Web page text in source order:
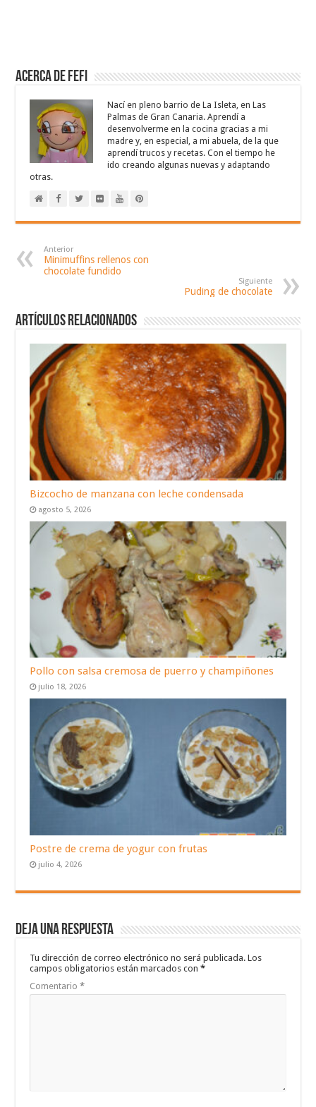
Acerca de Fefi
Nací en pleno barrio de La Isleta, en Las
Palmas de Gran Canaria. Aprendí a
desenvolverme en la cocina gracias a mi
madre y, en especial, a mi abuela, de la que
aprendí trucos y recetas. Con el tiempo he
ido creando algunas nuevas y adaptando
otras.
Anterior
Minimuffins rellenos con
chocolate fundido
Siguiente
Puding de chocolate
Artículos relacionados
Bizcocho de manzana con leche condensada
agosto 5, 2026
Pollo con salsa cremosa de puerro y champiñones
julio 18, 2026
Postre de crema de yogur con frutas
julio 4, 2026
Deja una respuesta
Tu dirección de correo electrónico no será publicada. Los
campos obligatorios están marcados con*
Comentario*